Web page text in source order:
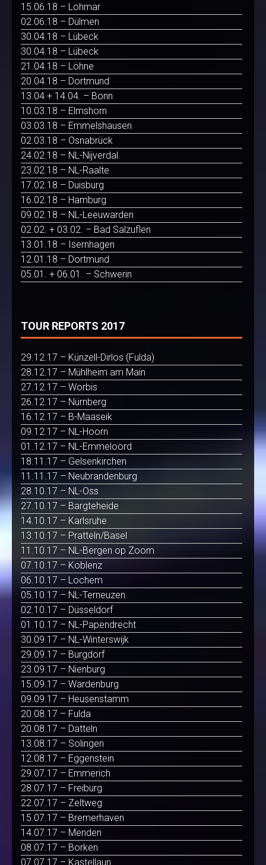
15.06.18 – Lohmar
02.06.18 – Dülmen
30.04.18 – Lübeck
30.04.18 – Lübeck
21.04.18 – Löhne
20.04.18 – Dortmund
13.04 + 14.04. – Bonn
10.03.18 – Elmshorn
03.03.18 – Emmelshausen
02.03.18 – Osnabrück
24.02.18 – NL-Nijverdal
23.02.18 – NL-Raalte
17.02.18 – Duisburg
16.02.18 – Hamburg
09.02.18 – NL-Leeuwarden
02.02. + 03.02. – Bad Salzuflen
13.01.18 – Isernhagen
12.01.18 – Dortmund
05.01. + 06.01. – Schwerin
TOUR REPORTS 2017
29.12.17 – Künzell-Dirlos (Fulda)
28.12.17 – Mühlheim am Main
27.12.17 – Worbis
26.12.17 – Nürnberg
16.12.17 – B-Maaseik
09.12.17 – NL-Hoorn
01.12.17 – NL-Emmeloord
18.11.17 – Gelsenkirchen
11.11.17 – Neubrandenburg
28.10.17 – NL-Oss
27.10.17 – Bargteheide
14.10.17 – Karlsruhe
13.10.17 – Pratteln/Basel
11.10.17 – NL-Bergen op Zoom
07.10.17 – Koblenz
06.10.17 – Lochem
05.10.17 – NL-Terneuzen
02.10.17 – Düsseldorf
01.10.17 – NL-Papendrecht
30.09.17 – NL-Winterswijk
29.09.17 – Burgdorf
23.09.17 – Nienburg
15.09.17 – Wardenburg
09.09.17 – Heusenstamm
20.08.17 – Fulda
20.08.17 – Datteln
13.08.17 – Solingen
12.08.17 – Eggenstein
29.07.17 – Emmerich
28.07.17 – Freiburg
22.07.17 – Zeltweg
15.07.17 – Bremerhaven
14.07.17 – Menden
08.07.17 – Borken
07.07.17 – Kastellaun